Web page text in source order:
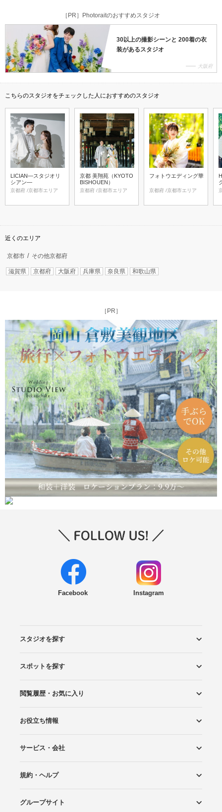
［PR］Photoraitのおすすめスタジオ
30以上の撮影シーンと 200着の衣
装があるスタジオ
大阪府
こちらのスタジオをチェックした人におすすめのスタジオ
LICIAN―スタジオリ
シアン―
京都府 /京都市エリア
京都 美翔苑（KYOTO
BISHOUEN）
京都府 /京都市エリア
フォトウエディング華
京都府 /京都市エリア
近くのエリア
京都市 その他京都府
滋賀県 京都府 大阪府 兵庫県 奈良県 和歌山県
［PR］
Facebook Instagram
スタジオを探す
エリアから探す
こだわりから探す
NEW PHOTO STYLE
プランから探す
フォトタイプ診断
フォトグラファーから探す
国内リゾートから探す
スポットを探す
ロケーションから探す
スタジオから探す
閲覧履歴・お気に入り
閲覧スタジオ
お気に入り
お役立ち情報
Wedding Photo マガジン
はじめてガイド
サービス・会社
Photoraitとは
スタジオの掲載について
お問い合わせ
運営会社
サイトマップ
規約・ヘルプ
プライバシーポリシー
利用規約
ヘルプ
グループサイト